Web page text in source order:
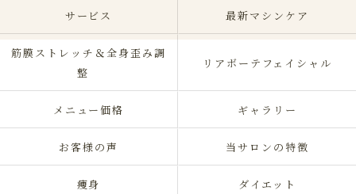
サービス 最新マシンケア
筋膜ストレッチ＆全身歪み調
整
リアボーテフェイシャル
メニュー価格 ギャラリー
お客様の声 当サロンの特徴
痩身 ダイエット